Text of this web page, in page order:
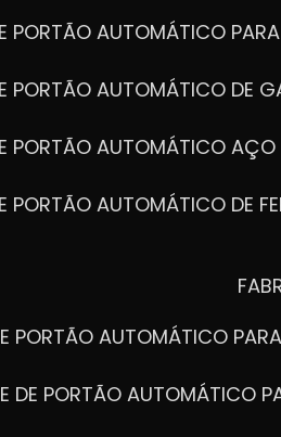
PORTÃO AUTOMÁTICO
PORTÃO AUTOMÁTICO DE
PORTÃO AUTOMÁTICO
PORTÃO AUTOMÁTICO DE
PORTÃO AUTOMÁTICO
DE PORTÃO AUTOMÁTICO